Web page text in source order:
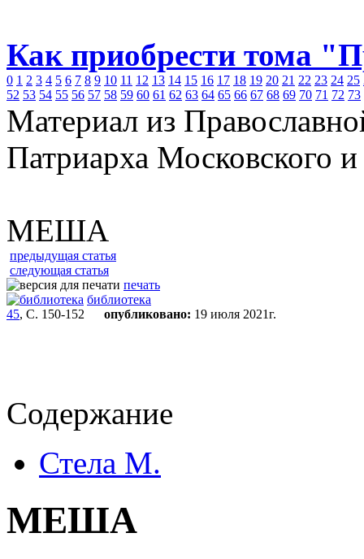
Как приобрести тома
0 1 2 3 4 5 6 7 8 9 10 11 12 13 14 15 16 17 18 19 20 21 22 23 24 25
52 53 54 55 56 57 58 59 60 61 62 63 64 65 66 67 68 69 70 71 72 73
Материал из
Патриарха Московского
МЕША
предыдущая статья
следующая статья
печать
библиотека
45, С. 150-152 опубликовано: 19 июля 2021г.
Содержание
Стела М.
МЕША